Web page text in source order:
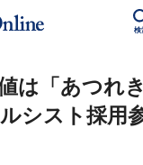
検
は「あつれ
シスト採用